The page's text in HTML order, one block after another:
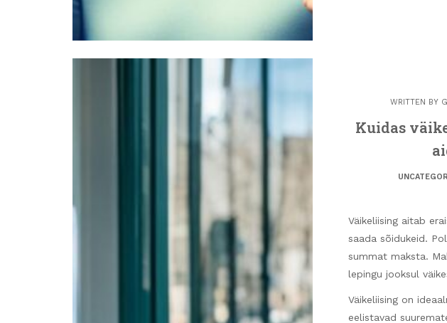
WRITTEN BY
Kuidas
Väikeliising aitab
saada sõidukeid.
summat maksta.
lepingu jooksul
Väikeliising on
eelistavad